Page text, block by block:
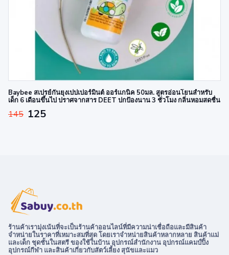
Baybee สเปรย์กันยุงเปปเปอร์มิ้นต์ ออร์แกนิค 50มล. สูตรอ่อนโยนสำหรับ
เด็ก 6 เดือนขึ้นไป ปราศจากสาร DEET ปกป้องนาน 3 ชั่วโมง กลิ่นหอมสดชื่น
145 125
ร้านค้าเรามุ่งเน้นที่จะเป็นร้านค้าออนไลน์ที่มีความน่าเชื่อถือและมีสินค้า
จำหน่ายในราคาที่เหมาะสมที่สุด โดยเราจำหน่ายสินค้าหลากหลาย สินค้าแม่
และเด็ก ชุดชั้นในสตรี ของใช้ในบ้าน อุปกรณ์สำนักงาน อุปกรณ์แคมป์ปิ้ง
อุปกรณ์กีฬา และสินค้าเกี่ยวกับสัตว์เลี้ยง สุนัขและแมว